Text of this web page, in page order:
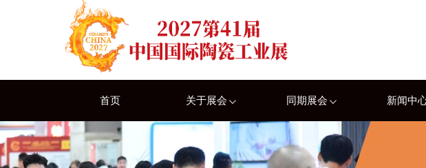
首页 关于展会 同期展会 新闻中